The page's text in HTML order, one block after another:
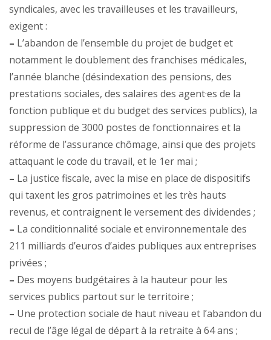
syndicales, avec les travailleuses et les travailleurs,
exigent :
– L’abandon de l’ensemble du projet de budget et
notamment le doublement des franchises médicales,
l’année blanche (désindexation des pensions, des
prestations sociales, des salaires des agent·es de la
fonction publique et du budget des services publics), la
suppression de 3000 postes de fonctionnaires et la
réforme de l’assurance chômage, ainsi que des projets
attaquant le code du travail, et le 1er mai ;
– La justice fiscale, avec la mise en place de dispositifs
qui taxent les gros patrimoines et les très hauts
revenus, et contraignent le versement des dividendes ;
– La conditionnalité sociale et environnementale des
211 milliards d’euros d’aides publiques aux entreprises
privées ;
– Des moyens budgétaires à la hauteur pour les
services publics partout sur le territoire ;
– Une protection sociale de haut niveau et l’abandon du
recul de l’âge légal de départ à la retraite à 64 ans ;